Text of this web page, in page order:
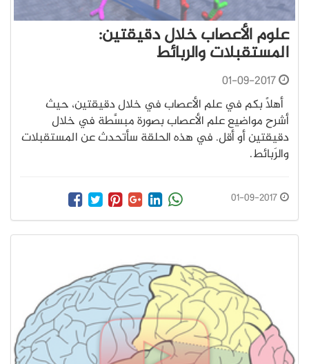
علوم الأعصاب خلال دقيقتين:
المستقبلات والربائط
01-09-2017
أهلًا بكم في علم الأعصاب في خلال دقيقتين، حيث
أشرح مواضيع علم الأعصاب بصورة مبسَّطة في خلال
دقيقتين أو أقل. في هذه الحلقة سأتحدث عن المستقبلات
والرَبائط.
01-09-2017